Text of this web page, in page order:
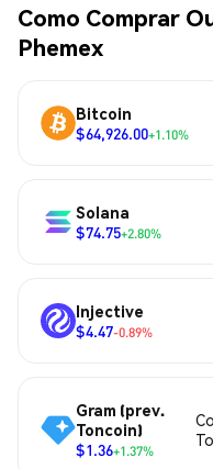
Como Comprar
Phemex
Bitcoin
$64,926.00+1.10%
Solana
$74.75+2.80%
Injective
$4.47-0.89%
Gram (prev.
Toncoin)
$1.36+1.37%